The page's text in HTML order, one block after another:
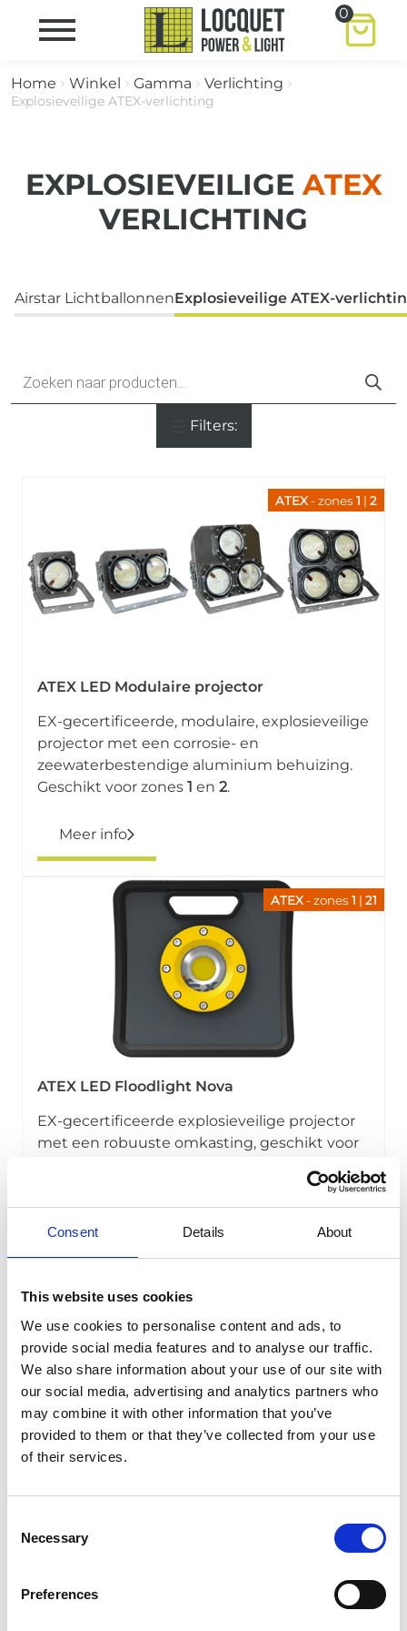
Consent Details About
This website uses cookies
We use cookies to personalise content and ads, to
provide social media features and to analyse our traffic.
We also share information about your use of our site with
our social media, advertising and analytics partners who
may combine it with other information that you’ve
provided to them or that they’ve collected from your use
of their services.
Selection
Necessary
Preferences
0
Home Winkel Gamma Verlichting
Explosieveilige ATEX-verlichting
EXPLOSIEVEILIGE ATEX
VERLICHTING
Airstar LichtballonnenExplosieveilige ATEX-
zoeken
Filters:
ATEX- zones 1 | 2
ATEX LED Modulaire projector
EX-gecertificeerde, modulaire, explosieveilige
projector met een corrosie- en
zeewaterbestendige aluminium behuizing.
Geschikt voor zones 1 en 2.
Meer info
ATEX- zones 1 | 21
ATEX LED Floodlight Nova
EX-gecertificeerde explosieveilige projector
met een robuuste omkasting, geschikt voor
Meer info
ATEX LED Projector Large
EX-gecertificeerde explosieveilige projector
met een robuuste omkasting, geschikt voor
zones2
Meer info